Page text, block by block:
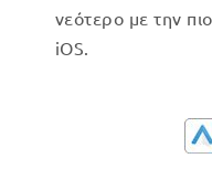
νεότερο με την
iOS.